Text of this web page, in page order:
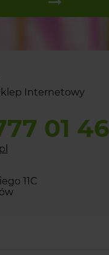
Internetowy
01 46
11C